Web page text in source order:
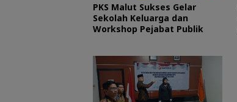
PKS Malut Sukses Gelar
Sekolah Keluarga dan
Workshop Pejabat Publik